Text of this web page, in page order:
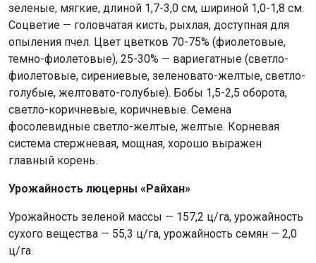
зеленые, мягкие, длиной 1,7-3,0 см, шириной 1,0-1,8 см.
Соцветие — головчатая кисть, рыхлая, доступная для
опыления пчел. Цвет цветков 70-75% (фиолетовые,
темно-фиолетовые), 25-30% — вариегатные (светло-
фиолетовые, сирениевые, зеленовато-желтые, светло-
голубые, желтовато-голубые). Бобы 1,5-2,5 оборота,
светло-коричневые, коричневые. Семена
фосолевидные светло-желтые, желтые. Корневая
система стержневая, мощная, хорошо выражен
главный корень.
Урожайность люцерны «Райхан»
Урожайность зеленой массы — 157,2 ц/га, урожайность
сухого вещества — 55,3 ц/га, урожайность семян — 2,0
ц/га.